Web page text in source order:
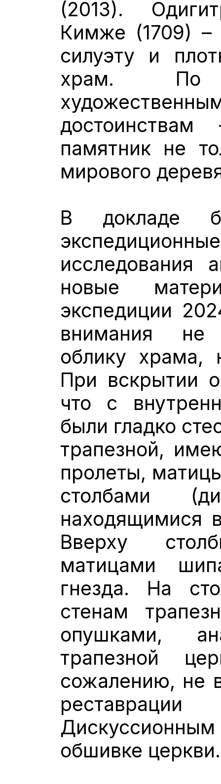
(2013).
Кимже (1709) –
силуэту и
храм. По
памятник не
мирового
В докладе
исследования
новые
экспедиции
внимания не
облику храма,
При вскрытии
что с
были гладко
трапезной,
пролеты,
столбами
находящимися
Вверху
матицами
гнезда. На
стенам
опушками,
трапезной
сожалению, не
обшивке